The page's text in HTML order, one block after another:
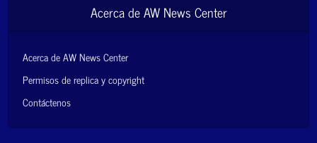
Acerca de AW News Center
Acerca de AW News Center
Permisos de replica y copyright
Contáctenos